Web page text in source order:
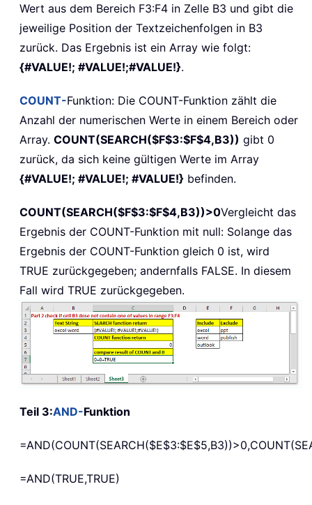
Wert aus dem Bereich F3:F4 in Zelle B3 und gibt die
jeweilige Position der Textzeichenfolgen in B3
zurück. Das Ergebnis ist ein Array wie folgt:
{#VALUE!; #VALUE!;#VALUE!}.
COUNT-Funktion: Die COUNT-Funktion zählt die
Anzahl der numerischen Werte in einem Bereich oder
Array. COUNT(SEARCH($F$3:$F$4,B3)) gibt 0
zurück, da sich keine gültigen Werte im Array
{#VALUE!; #VALUE!; #VALUE!} befinden.
COUNT(SEARCH($F$3:$F$4,B3))>0Vergleicht das
Ergebnis der COUNT-Funktion mit null: Solange das
Ergebnis der COUNT-Funktion gleich 0 ist, wird
TRUE zurückgegeben; andernfalls FALSE. In diesem
Fall wird TRUE zurückgegeben.
Teil 3:AND-Funktion
=AND(TRUE,TRUE)